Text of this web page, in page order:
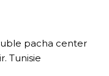
pacha center
Tunisie